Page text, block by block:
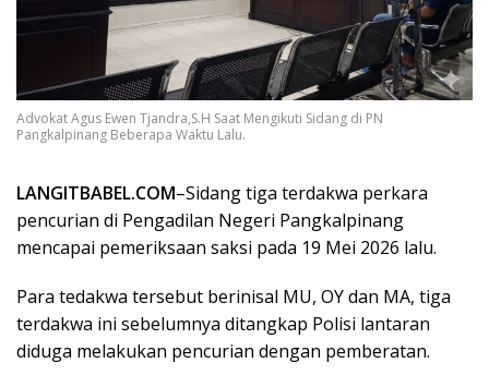
Advokat Agus Ewen Tjandra,S.H Saat Mengikuti Sidang di PN
Pangkalpinang Beberapa Waktu Lalu.
LANGITBABEL.COM–Sidang tiga terdakwa perkara
pencurian di Pengadilan Negeri Pangkalpinang
mencapai pemeriksaan saksi pada 19 Mei 2026 lalu.
Para tedakwa tersebut berinisal MU, OY dan MA, tiga
terdakwa ini sebelumnya ditangkap Polisi lantaran
diduga melakukan pencurian dengan pemberatan.